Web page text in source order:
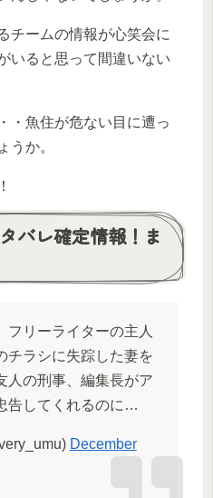
チームの情報が心笑会に
いると思って間違いない
・魚住が危ない目に遭っ
うか。
バレ確定情報！ま
フリーライターの主人
チラシに失踪した妻を
人の刑事、編集長がア
告してくれるのに…
December